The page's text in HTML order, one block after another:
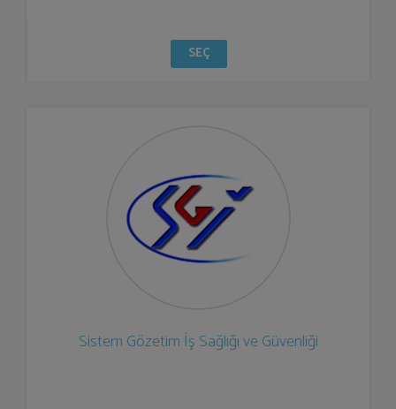
SEÇ
Sistem Gözetim İş Sağlığı ve Güvenliği